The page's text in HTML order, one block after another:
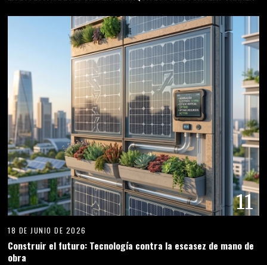
11
18 DE JUNIO DE 2026
Construir el futuro: Tecnología contra la escasez de mano de
obra